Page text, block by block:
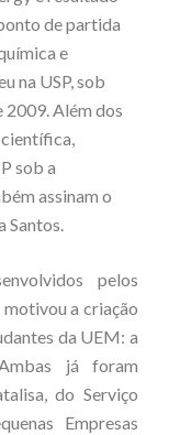
de partida
e
na USP, sob
2009. Além dos
científica,
sob a
assinam o
Santos.
pelos
a criação
da UEM: a
já foram
do Serviço
Empresas